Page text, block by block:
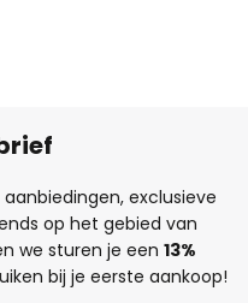
exclusieve
op het gebied van
we sturen je een 13%
bij je eerste aankoop!